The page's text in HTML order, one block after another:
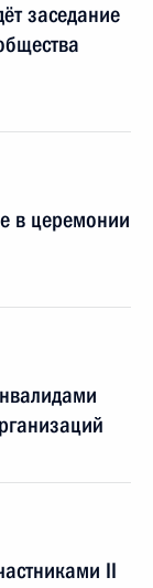
заседание
в церемонии
II